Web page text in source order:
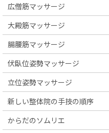
広僧筋マッサージ
大殿筋マッサージ
腸腰筋マッサージ
伏臥位姿勢マッサージ
立位姿勢マッサージ
新しい整体院の手技の順序
からだのソムリエ